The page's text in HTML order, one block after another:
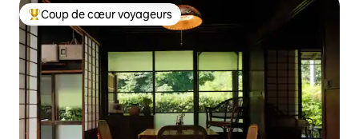
personnes)
Coup de cœur voyageurs parmi les plus aimés
Coup de cœur voyageurs